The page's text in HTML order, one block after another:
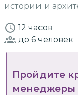
истории и
12 часов
до 6 человек
Пройдите
менеджеры